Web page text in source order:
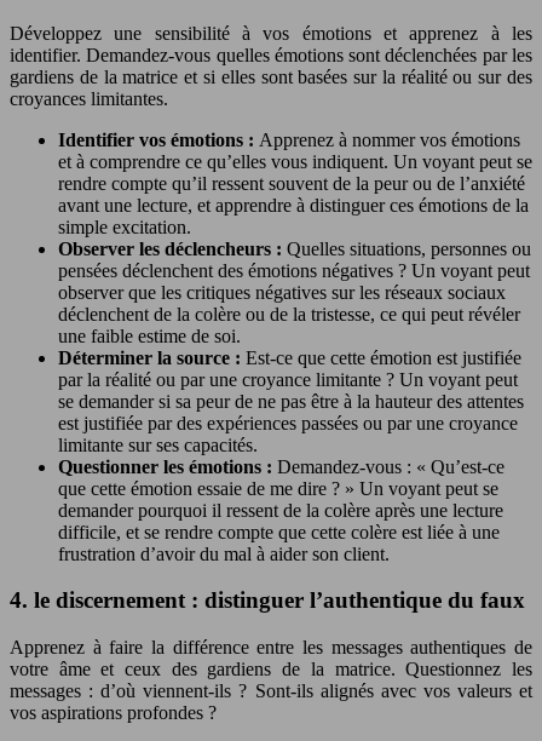
Développez une sensibilité à vos émotions et apprenez à les
identifier. Demandez-vous quelles émotions sont déclenchées par les
gardiens de la matrice et si elles sont basées sur la réalité ou sur des
croyances limitantes.
Identifier vos émotions : Apprenez à nommer vos émotions
et à comprendre ce qu’elles vous indiquent. Un voyant peut se
rendre compte qu’il ressent souvent de la peur ou de l’anxiété
avant une lecture, et apprendre à distinguer ces émotions de la
simple excitation.
Observer les déclencheurs : Quelles situations, personnes ou
pensées déclenchent des émotions négatives ? Un voyant peut
observer que les critiques négatives sur les réseaux sociaux
déclenchent de la colère ou de la tristesse, ce qui peut révéler
une faible estime de soi.
Déterminer la source : Est-ce que cette émotion est justifiée
par la réalité ou par une croyance limitante ? Un voyant peut
se demander si sa peur de ne pas être à la hauteur des attentes
est justifiée par des expériences passées ou par une croyance
limitante sur ses capacités.
Questionner les émotions : Demandez-vous : « Qu’est-ce
que cette émotion essaie de me dire ? » Un voyant peut se
demander pourquoi il ressent de la colère après une lecture
difficile, et se rendre compte que cette colère est liée à une
frustration d’avoir du mal à aider son client.
4. le discernement : distinguer l’authentique du faux
Apprenez à faire la différence entre les messages authentiques de
votre âme et ceux des gardiens de la matrice. Questionnez les
messages : d’où viennent-ils ? Sont-ils alignés avec vos valeurs et
vos aspirations profondes ?